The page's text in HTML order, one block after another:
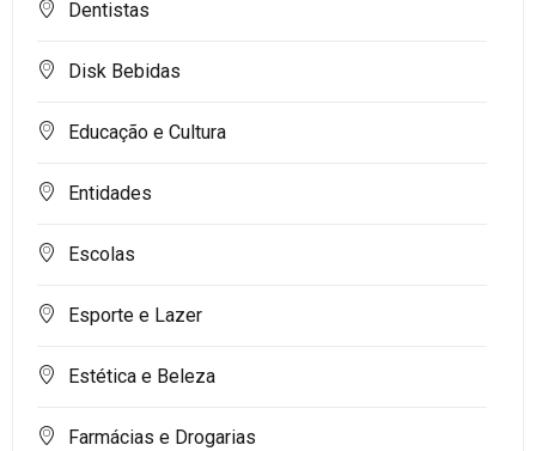
Dentistas
Disk Bebidas
Educação e Cultura
Entidades
Escolas
Esporte e Lazer
Estética e Beleza
Farmácias e Drogarias